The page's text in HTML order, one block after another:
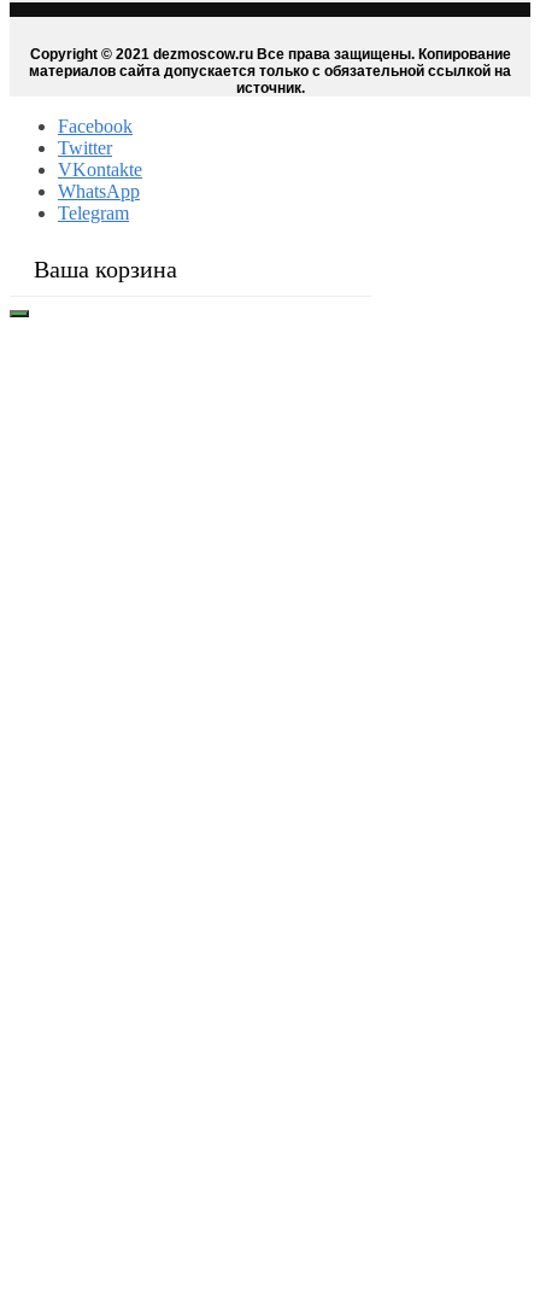
Copyright © 2021 dezmoscow.ru Все права защищены. Копирование
материалов сайта допускается только с обязательной ссылкой на
источник.
Facebook
Twitter
VKontakte
WhatsApp
Telegram
Ваша корзина